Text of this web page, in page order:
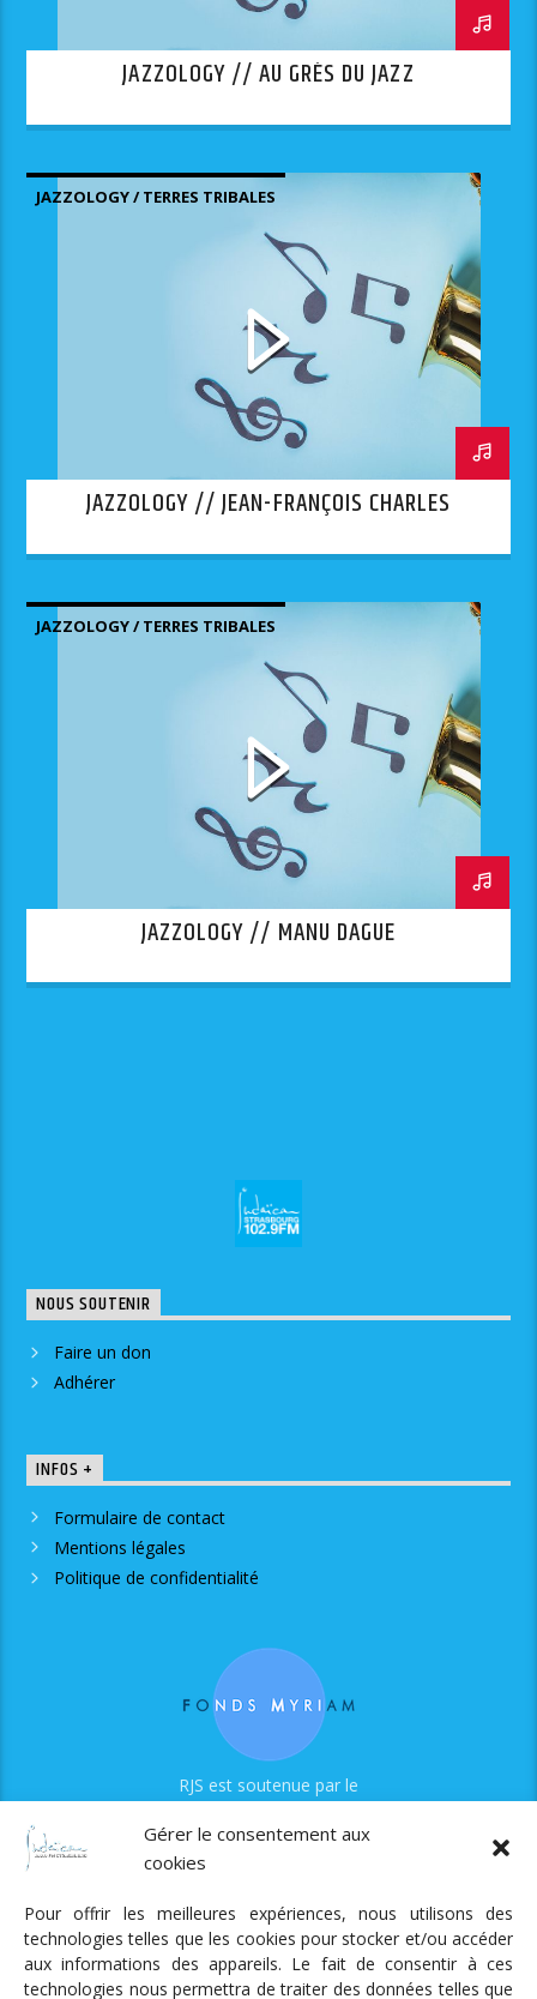
Gérer le consentement aux
cookies
Pour offrir les meilleures expériences, nous utilisons des
technologies telles que les cookies pour stocker et/ou accéder
aux informations des appareils. Le fait de consentir à ces
technologies nous permettra de traiter des données telles que
JAZZOLOGY // AU GRÈS DU JAZZ
JAZZOLOGY / TERRES TRIBALES
JAZZOLOGY // JEAN-FRANÇOIS CHARLES
JAZZOLOGY / TERRES TRIBALES
JAZZOLOGY // MANU DAGUE
NOUS SOUTENIR
Faire un don
Adhérer
INFOS +
Formulaire de contact
Mentions légales
Politique de confidentialité
RJS est soutenue par le